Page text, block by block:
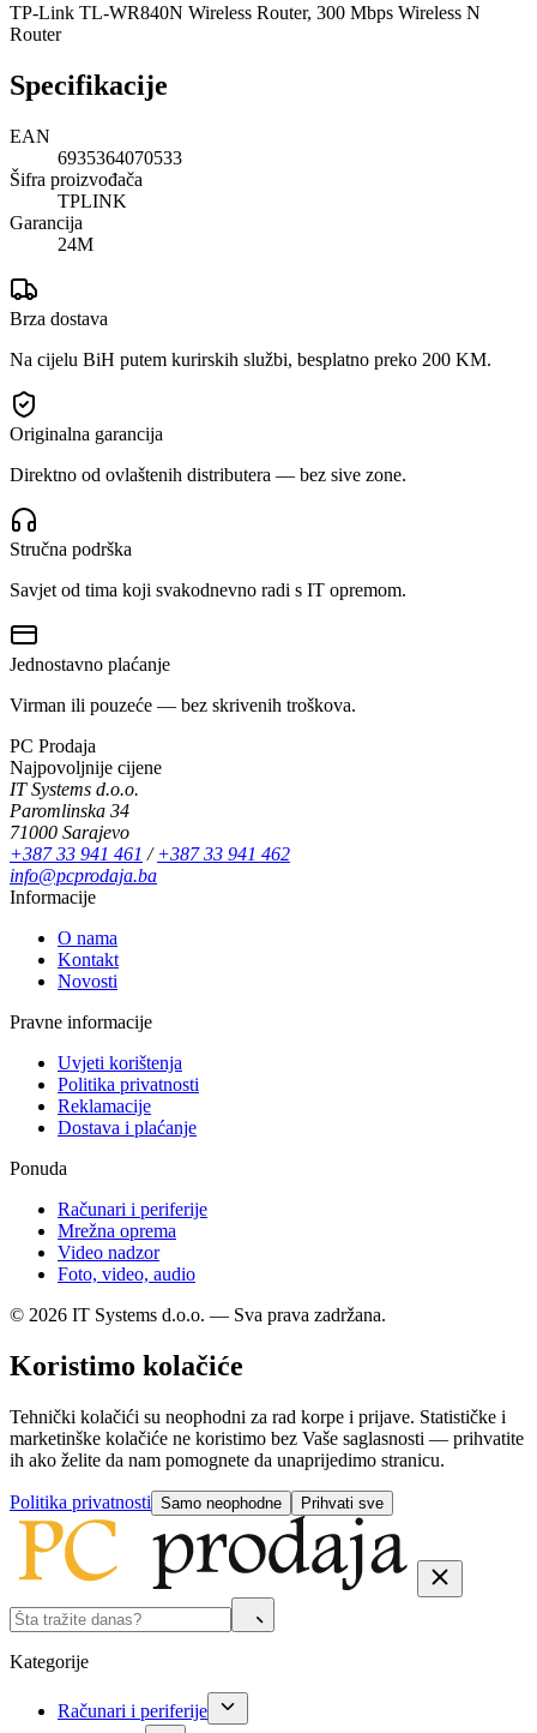
TP-Link TL-WR840N Wireless Router, 300 Mbps Wireless N
Router
Specifikacije
EAN
6935364070533
Šifra proizvođača
TPLINK
Garancija
24M
Brza dostava
Na cijelu BiH putem kurirskih službi, besplatno preko 200 KM.
Originalna garancija
Direktno od ovlaštenih distributera — bez sive zone.
Stručna podrška
Savjet od tima koji svakodnevno radi s IT opremom.
Jednostavno plaćanje
Virman ili pouzeće — bez skrivenih troškova.
PC Prodaja
Najpovoljnije cijene
IT Systems d.o.o.
Paromlinska 34
71000 Sarajevo
+387 33 941 461 /+387 33 941 462
info@pcprodaja.ba
Informacije
O nama
Kontakt
Novosti
Pravne informacije
Uvjeti korištenja
Politika privatnosti
Reklamacije
Dostava i plaćanje
Ponuda
Računari i periferije
Mrežna oprema
Video nadzor
Foto, video, audio
© 2026 IT Systems d.o.o. — Sva prava zadržana.
Koristimo kolačiće
Tehnički kolačići su neophodni za rad korpe i prijave. Statističke i
marketinške kolačiće ne koristimo bez Vaše saglasnosti — prihvatite
ih ako želite da nam pomognete da unaprijedimo stranicu.
Politika privatnosti Samo neophodne Prihvati sve
Kategorije
Računari i periferije